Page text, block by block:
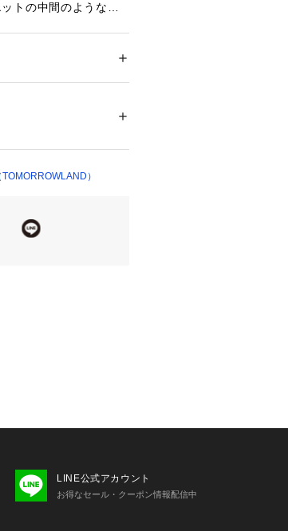
トの中間のようなし
ロップショルダーでリ
あるボトムスともバ
不可、自然乾燥、アイロ
ーニング可
）
LINE公式アカウント
お得なセール・クーポン情報配信中